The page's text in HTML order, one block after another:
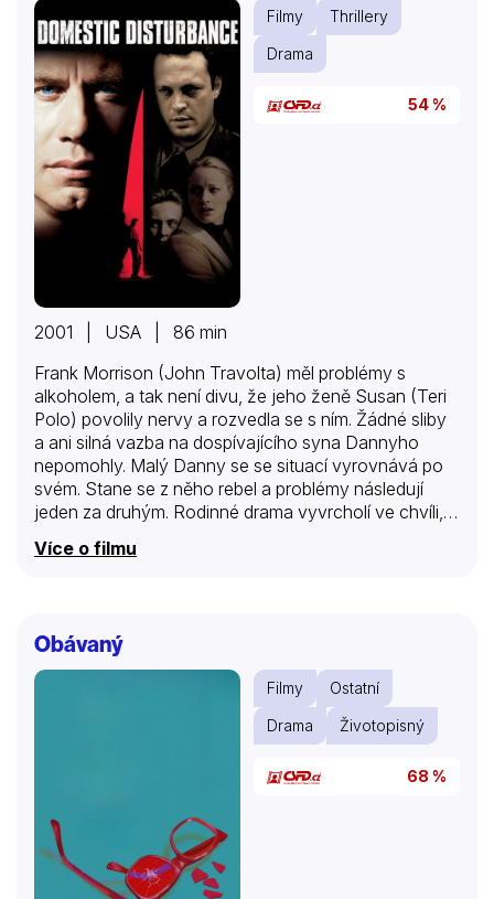
Filmy
Thrillery
Drama
54 %
2001 | USA | 86 min
Frank Morrison (John Travolta) měl problémy s
alkoholem, a tak není divu, že jeho ženě Susan (Teri
Polo) povolily nervy a rozvedla se s ním. Žádné sliby
a ani silná vazba na dospívajícího syna Dannyho
nepomohly. Malý Danny se se situací vyrovnává po
svém. Stane se z něho rebel a problémy následují
jeden za druhým. Rodinné drama vyvrcholí ve chvíli,
(Vince Vaughn), který požaduje absolutní kontrolu
Více o filmu
Obávaný
Filmy
Ostatní
Drama
Životopisný
68 %